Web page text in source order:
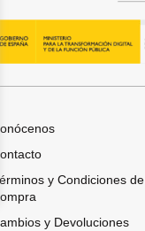
y Condiciones de
y Devoluciones